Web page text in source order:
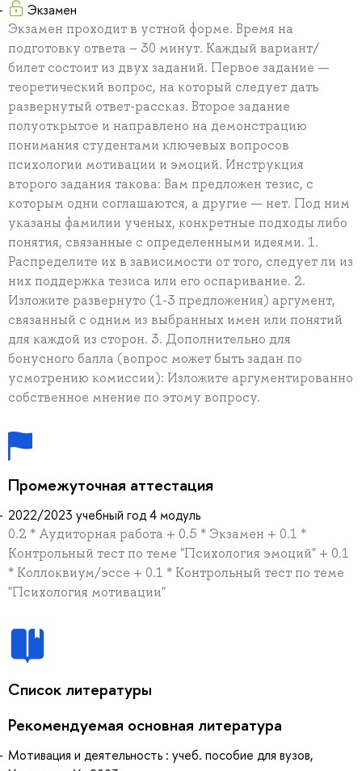
Экзамен
Экзамен проходит в устной форме. Время на
подготовку ответа – 30 минут. Каждый вариант/
билет состоит из двух заданий. Первое задание —
теоретический вопрос, на который следует дать
развернутый ответ-рассказ. Второе задание
полуоткрытое и направлено на демонстрацию
понимания студентами ключевых вопросов
психологии мотивации и эмоций. Инструкция
второго задания такова: Вам предложен тезис, с
которым одни соглашаются, а другие — нет. Под ним
указаны фамилии ученых, конкретные подходы либо
понятия, связанные с определенными идеями. 1.
Распределите их в зависимости от того, следует ли из
них поддержка тезиса или его оспаривание. 2.
Изложите развернуто (1-3 предложения) аргумент,
связанный с одним из выбранных имен или понятий
для каждой из сторон. 3. Дополнительно для
бонусного балла (вопрос может быть задан по
усмотрению комиссии): Изложите аргументированно
собственное мнение по этому вопросу.
Промежуточная аттестация
2022/2023 учебный год 4 модуль
0.2 * Аудиторная работа + 0.5 * Экзамен + 0.1 *
Контрольный тест по теме "Психология эмоций" + 0.1
* Коллоквиум/эссе + 0.1 * Контрольный тест по теме
"Психология мотивации"
Список литературы
Рекомендуемая основная литература
Мотивация и деятельность : учеб. пособие для вузов,